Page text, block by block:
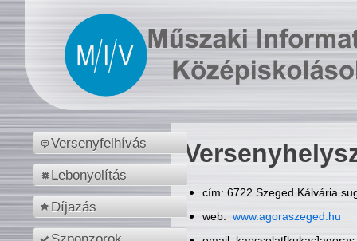
Versenyfelhívás
Lebonyolítás
Díjazás
cím: 6722 Szeged Kálvária
web: www.agoraszeged.hu